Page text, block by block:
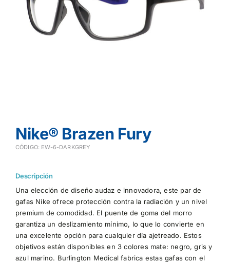
Nike® Brazen Fury
CÓDIGO: EW-6-DARKGREY
Descripción
Una elección de diseño audaz e innovadora, este par de
gafas Nike ofrece protección contra la radiación y un nivel
premium de comodidad. El puente de goma del morro
garantiza un deslizamiento mínimo, lo que lo convierte en
una excelente opción para cualquier día ajetreado. Estos
objetivos están disponibles en 3 colores mate: negro, gris y
azul marino. Burlington Medical fabrica estas gafas con el